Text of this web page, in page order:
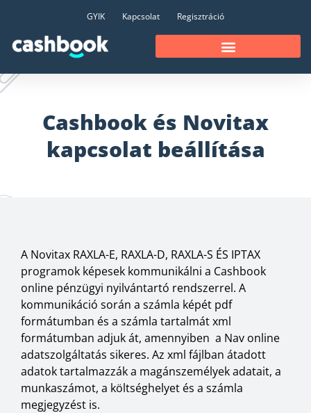
GYIK Kapcsolat Regisztráció
Cashbook és Novitax
kapcsolat beállítása
A Novitax RAXLA-E, RAXLA-D, RAXLA-S ÉS IPTAX
programok képesek kommunikálni a Cashbook
online pénzügyi nyilvántartó rendszerrel. A
kommunikáció során a számla képét pdf
formátumban és a számla tartalmát xml
formátumban adjuk át, amennyiben a Nav online
adatszolgáltatás sikeres. Az xml fájlban átadott
adatok tartalmazzák a magánszemélyek adatait, a
munkaszámot, a költséghelyet és a számla
megjegyzést is.